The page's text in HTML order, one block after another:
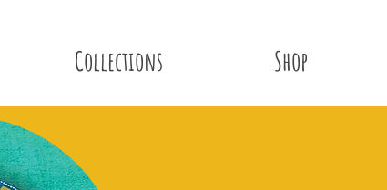
Collections Shop